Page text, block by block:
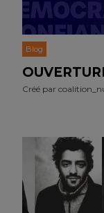
Blog
Créé par